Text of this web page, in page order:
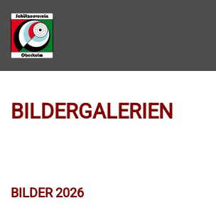
Zum Hauptinhalt springen
BILDERGALERIEN
BILDER 2026